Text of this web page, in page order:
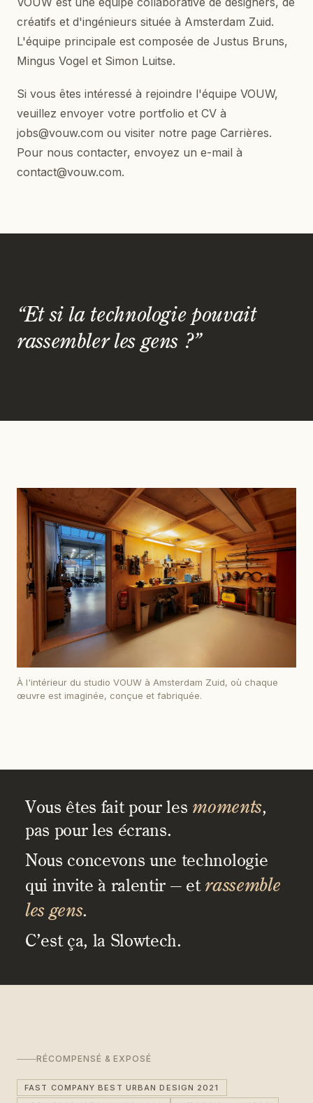
créatifs et d'ingénieurs située à Amsterdam Zuid.
L'équipe principale est composée de Justus Bruns,
Mingus Vogel et Simon Luitse.
Si vous êtes intéressé à rejoindre l'équipe VOUW,
veuillez envoyer votre portfolio et CV à
jobs@vouw.com ou visiter notre page Carrières.
Pour nous contacter, envoyez un e-mail à
contact@vouw.com.
“Et si la technologie pouvait
rassembler les gens ?”
À l'intérieur du studio VOUW à Amsterdam Zuid, où chaque
œuvre est imaginée, conçue et fabriquée.
Vous êtes fait pour les moments,
pas pour les écrans.
Nous concevons une technologie
qui invite à ralentir — et rassemble
les gens.
C’est ça, la Slowtech.
RÉCOMPENSÉ & EXPOSÉ
FAST COMPANY BEST URBAN DESIGN 2021